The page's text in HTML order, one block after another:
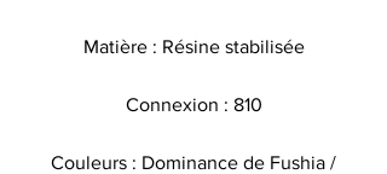
Matière : Résine stabilisée
Connexion : 810
Couleurs : Dominance de Fushia /